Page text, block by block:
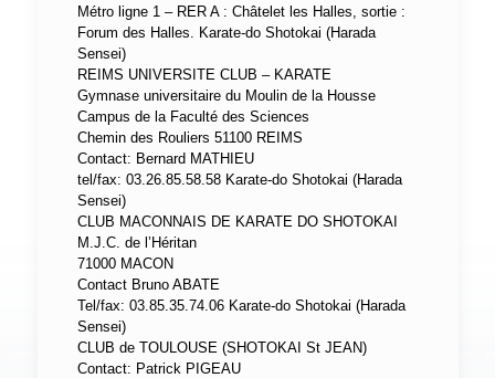
Métro ligne 1 – RER A : Châtelet les Halles, sortie :
Forum des Halles. Karate-do Shotokai (Harada
Sensei)
REIMS UNIVERSITE CLUB – KARATE
Gymnase universitaire du Moulin de la Housse
Campus de la Faculté des Sciences
Chemin des Rouliers 51100 REIMS
Contact: Bernard MATHIEU
tel/fax: 03.26.85.58.58 Karate-do Shotokai (Harada
Sensei)
CLUB MACONNAIS DE KARATE DO SHOTOKAI
M.J.C. de l’Héritan
71000 MACON
Contact Bruno ABATE
Tel/fax: 03.85.35.74.06 Karate-do Shotokai (Harada
Sensei)
CLUB de TOULOUSE (SHOTOKAI St JEAN)
Contact: Patrick PIGEAU